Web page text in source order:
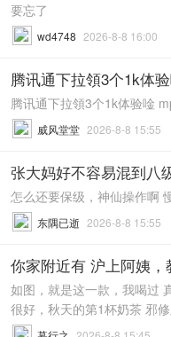
要忘了
wd4748 2026-8-8 16:00
腾讯通下拉領3个1k体
腾讯通下拉領3个1k体验唫
威风堂堂 2026-8-8 15:55
张大妈好不容易混到八
怎么还要保级，神仙操作啊
东隅已逝 2026-8-8 15:55
你家附近有 沪上阿姨
如图，就是这一款，我喝过
很好，秋天的第1杯奶茶 邪